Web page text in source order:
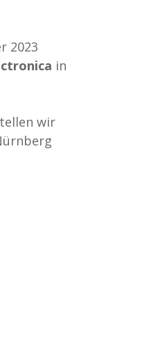
2023
in
wir